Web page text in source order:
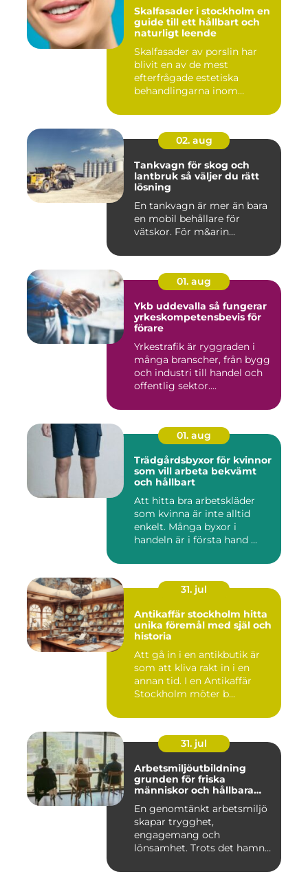
Skalfasader i stockholm en
guide till ett hållbart och
naturligt leende
Skalfasader av porslin har
blivit en av de mest
efterfrågade estetiska
behandlingarna inom
02. aug
Tankvagn för skog och
lantbruk så väljer du rätt
lösning
En tankvagn är mer än bara
en mobil behållare för
vätskor. För m&arin...
01. aug
Ykb uddevalla så fungerar
yrkeskompetensbevis för
förare
Yrkestrafik är ryggraden i
många branscher, från bygg
och industri till handel och
offentlig sektor....
01. aug
Trädgårdsbyxor för kvinnor
som vill arbeta bekvämt
och hållbart
Att hitta bra arbetskläder
som kvinna är inte alltid
enkelt. Många byxor i
handeln är i första hand ...
31. jul
Antikaffär stockholm hitta
unika föremål med själ och
historia
Att gå in i en antikbutik är
som att kliva rakt in i en
annan tid. I en Antikaffär
Stockholm möter b...
31. jul
Arbetsmiljöutbildning
grunden för friska
människor och hållbara
En genomtänkt arbetsmiljö
skapar trygghet,
engagemang och
lönsamhet. Trots det hamnar